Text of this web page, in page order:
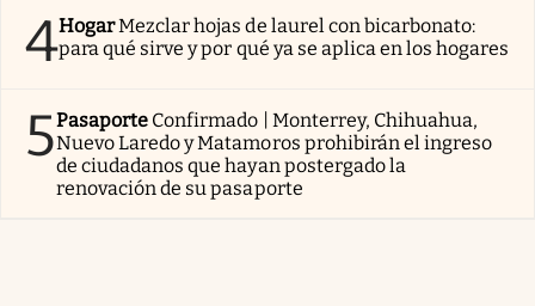
4HogarMezclar hojas de laurel con bicarbonato:
para qué sirve y por qué ya se aplica en los hogares
5Pasaporte Confirmado | Monterrey, Chihuahua,
Nuevo Laredo y Matamoros prohibirán el ingreso
de ciudadanos que hayan postergado la
renovación de su pasaporte